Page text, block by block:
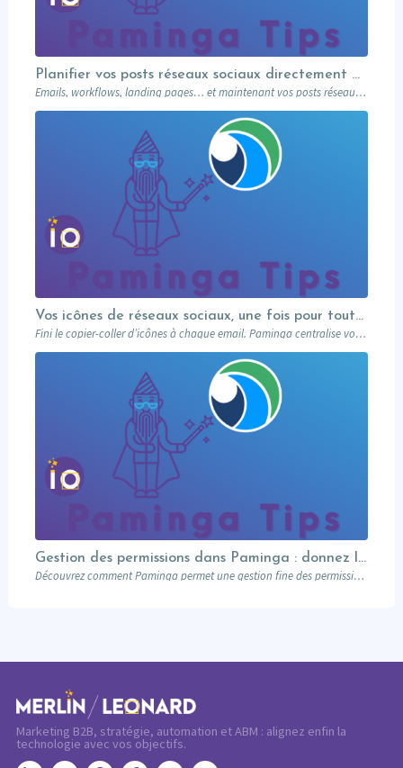
Planifier vos posts réseaux sociaux directement depuis votre MA
Emails, workflows, landing pages… et maintenant vos posts réseaux sociaux. Paminga centralise votre marketing dans un seul outil. Paminga Tip #08.
Vos icônes de réseaux sociaux, une fois pour toutes
Fini le copier-coller d’icônes à chaque email. Paminga centralise vos profils sociaux et les met à disposition de toute l’équipe via un élément dédié. Découvrez comment en 5 minutes.
Gestion des permissions dans Paminga : donnez les bons droits aux bonnes personnes
Découvrez comment Paminga permet une gestion fine des permissions : rôles, équipes, workspaces et contrôle au niveau des champs. Sécurisez votre marketing automation.
Marketing B2B, stratégie, automation et ABM : alignez enfin la
technologie avec vos objectifs.